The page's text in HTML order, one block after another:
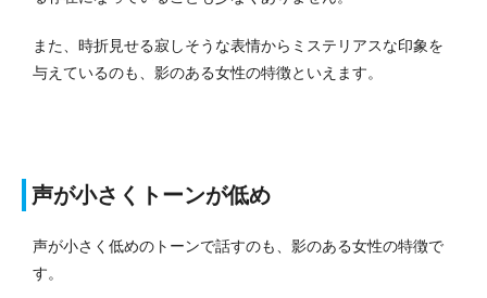
また、時折見せる寂しそうな表情からミステリアスな印象を
与えているのも、影のある女性の特徴といえます。
声が小さくトーンが低め
声が小さく低めのトーンで話すのも、影のある女性の特徴で
す。